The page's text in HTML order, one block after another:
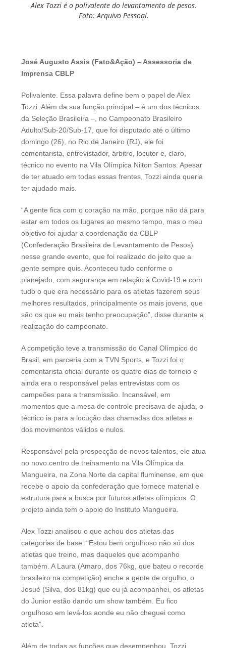
Alex Tozzi é o polivalente do levantamento de pesos.
Foto: Arquivo Pessoal.
José Augusto Assis (Fato&Ação) – Assessoria de
Imprensa CBLP
Polivalente. Essa palavra define bem o papel de Alex
Tozzi. Além da sua função principal – é um dos técnicos
da Seleção Brasileira –, no Campeonato Brasileiro
Adulto/Sub-20/Sub-17, que foi disputado até o último
domingo (26), no Rio de Janeiro (RJ), ele foi
comentarista, entrevistador, árbitro, locutor e, claro,
técnico no evento na Vila Olímpica Nilton Santos. Apesar
de ter atuado em todas essas frentes, Tozzi ainda queria
ter ajudado mais.
“A gente fica com o coração na mão, porque não dá para
estar em todos os lugares ao mesmo tempo, mas o meu
objetivo foi ajudar a coordenação da CBLP
(Confederação Brasileira de Levantamento de Pesos)
nesse grande evento, que foi realizado do jeito que a
gente sempre quis. Aconteceu tudo conforme o
planejado, com segurança em relação à Covid-19 e com
tudo o que era necessário para os atletas fazerem seus
melhores resultados, principalmente os mais jovens, que
são os que eu mais tenho preocupação”, disse durante a
realização do campeonato.
A competição teve a transmissão do Canal Olímpico do
Brasil, em parceria com a TVN Sports, e Tozzi foi o
comentarista oficial durante os quatro dias de torneio e
ainda era o responsável pelas entrevistas com os
campeões para a transmissão. Incansável, em
momentos que a mesa de controle precisava de ajuda, o
técnico ia para a locução das chamadas dos atletas e
dos movimentos válidos e nulos.
Responsável pela prospecção de novos talentos, ele atua
no novo centro de treinamento na Vila Olímpica da
Mangueira, na Zona Norte da capital fluminense, em que
recebe o apoio da confederação que fornece material e
estrutura para a busca por futuros atletas olímpicos. O
projeto ainda tem o apoio do Instituto Mangueira.
Alex Tozzi analisou o que achou dos atletas das
categorias de base: “Estou bem orgulhoso não só dos
atletas que treino, mas daqueles que acompanho
também. A Laura (Amaro, dos 76kg, que bateu o recorde
brasileiro na competição) enche a gente de orgulho, o
Josué (Silva, dos 81kg) que eu já acompanhei, os atletas
do Junior estão dando um show também. Eu fico
orgulhoso em levá-los aonde eu não cheguei como
atleta”.
Além de todas as funções que desempenhou, Tozzi